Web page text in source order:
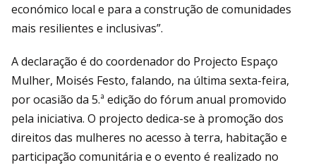
económico local e para a construção de comunidades
mais resilientes e inclusivas”.
A declaração é do coordenador do Projecto Espaço
Mulher, Moisés Festo, falando, na última sexta-feira,
por ocasião da 5.ª edição do fórum anual promovido
pela iniciativa. O projecto dedica-se à promoção dos
direitos das mulheres no acesso à terra, habitação e
participação comunitária e o evento é realizado no